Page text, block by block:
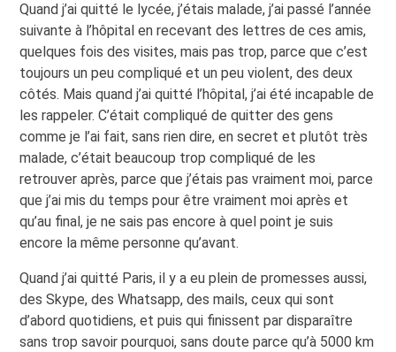
Quand j’ai quitté le lycée, j’étais malade, j’ai passé l’année
suivante à l’hôpital en recevant des lettres de ces amis,
quelques fois des visites, mais pas trop, parce que c’est
toujours un peu compliqué et un peu violent, des deux
côtés. Mais quand j’ai quitté l’hôpital, j’ai été incapable de
les rappeler. C’était compliqué de quitter des gens
comme je l’ai fait, sans rien dire, en secret et plutôt très
malade, c’était beaucoup trop compliqué de les
retrouver après, parce que j’étais pas vraiment moi, parce
que j’ai mis du temps pour être vraiment moi après et
qu’au final, je ne sais pas encore à quel point je suis
encore la même personne qu’avant.
Quand j’ai quitté Paris, il y a eu plein de promesses aussi,
des Skype, des Whatsapp, des mails, ceux qui sont
d’abord quotidiens, et puis qui finissent par disparaître
sans trop savoir pourquoi, sans doute parce qu’à 5000 km